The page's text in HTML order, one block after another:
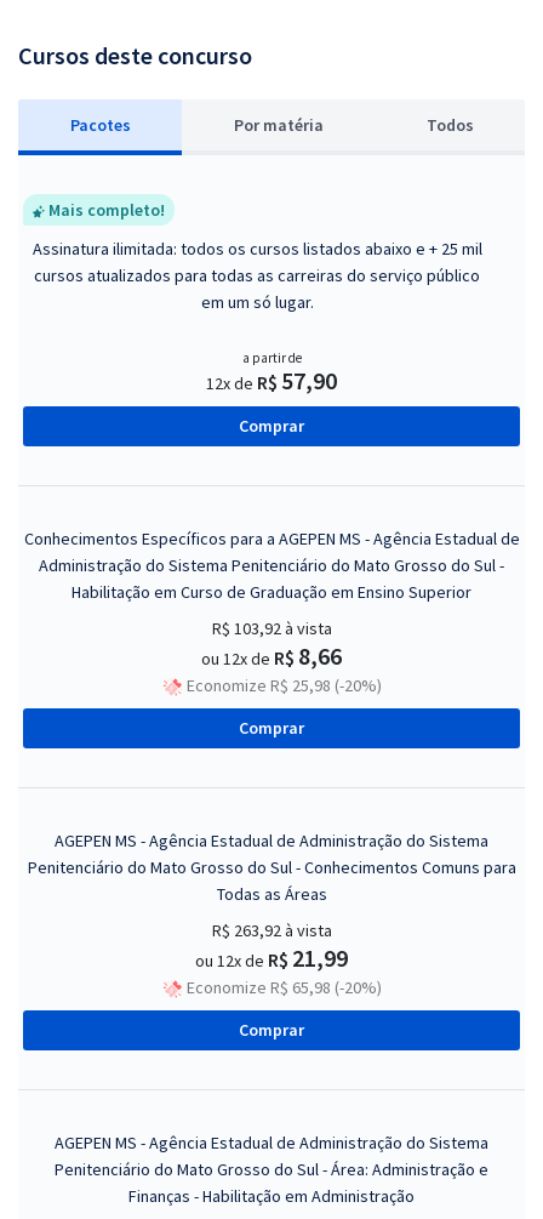
Cursos deste concurso
Pacotes Por matéria Todos
Mais completo!
Assinatura ilimitada: todos os cursos listados abaixo e + 25 mil
cursos atualizados para todas as carreiras do serviço público
em um só lugar.
a partir de
12x de R$ 57,90
Comprar
Conhecimentos Específicos para a AGEPEN MS - Agência Estadual de
Administração do Sistema Penitenciário do Mato Grosso do Sul -
Habilitação em Curso de Graduação em Ensino Superior
R$ 103,92à vista
ou 12x de R$ 8,66
Economize R$ 25,98 (-20%)
Comprar
AGEPEN MS - Agência Estadual de Administração do Sistema
Penitenciário do Mato Grosso do Sul - Conhecimentos Comuns para
Todas as Áreas
R$ 263,92à vista
ou 12x de R$ 21,99
Economize R$ 65,98 (-20%)
Comprar
AGEPEN MS - Agência Estadual de Administração do Sistema
Penitenciário do Mato Grosso do Sul - Área: Administração e
Finanças - Habilitação em Administração